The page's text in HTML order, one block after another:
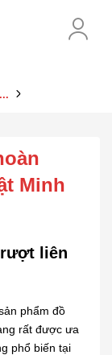
Minh
liên
phẩm đồ
rất được ưa
phổ biến tại